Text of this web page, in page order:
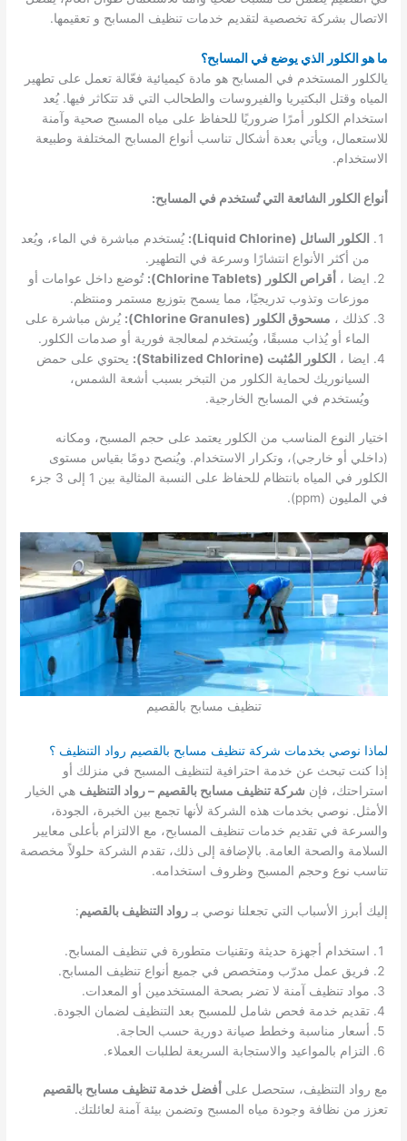
الاتصال بشركة تخصصية لتقديم خدمات تنظيف المسابح و تعقيمها.
ما هو الكلور الذي يوضع في المسابح؟
يالكلور المستخدم في المسابح هو مادة كيميائية فعّالة تعمل على تطهير
المياه وقتل البكتيريا والفيروسات والطحالب التي قد تتكاثر فيها. يُعد
استخدام الكلور أمرًا ضروريًا للحفاظ على مياه المسبح صحية وآمنة
للاستعمال، ويأتي بعدة أشكال تناسب أنواع المسابح المختلفة وطبيعة
الاستخدام.
أنواع الكلور الشائعة التي تُستخدم في المسابح:
الكلور السائل (Liquid Chlorine):
يُستخدم مباشرة في الماء، ويُعد
من أكثر الأنواع انتشارًا وسرعة في التطهير.
ايضا ، أقراص الكلور (Chlorine Tablets):
تُوضع داخل عوامات أو
موزعات وتذوب تدريجيًا، مما يسمح بتوزيع مستمر ومنتظم.
كذلك ، مسحوق الكلور (Chlorine Granules):
يُرش مباشرة على
الماء أو يُذاب مسبقًا، ويُستخدم لمعالجة فورية أو صدمات الكلور.
ايضا ، الكلور المُثبت (Stabilized Chlorine):
يحتوي على حمض
السيانوريك لحماية الكلور من التبخر بسبب أشعة الشمس،
ويُستخدم في المسابح الخارجية.
اختيار النوع المناسب من الكلور يعتمد على حجم المسبح، ومكانه
(داخلي أو خارجي)، وتكرار الاستخدام. ويُنصح دومًا بقياس مستوى
الكلور في المياه بانتظام للحفاظ على النسبة المثالية بين 1 إلى 3 جزء
في المليون (ppm).
تنظيف مسابح بالقصيم
لماذا نوصي بخدمات شركة تنظيف مسابح بالقصيم رواد التنظيف ؟
إذا كنت تبحث عن خدمة احترافية لتنظيف المسبح في منزلك أو
استراحتك، فإن شركة تنظيف مسابح بالقصيم – رواد التنظيف هي الخيار
الأمثل. نوصي بخدمات هذه الشركة لأنها تجمع بين الخبرة، الجودة،
والسرعة في تقديم خدمات تنظيف المسابح، مع الالتزام بأعلى معايير
السلامة والصحة العامة. بالإضافة إلى ذلك، تقدم الشركة حلولاً مخصصة
تناسب نوع وحجم المسبح وظروف استخدامه.
إليك أبرز الأسباب التي تجعلنا نوصي بـرواد التنظيف بالقصيم:
استخدام أجهزة حديثة وتقنيات متطورة في تنظيف المسابح.
فريق عمل مدرّب ومتخصص في جميع أنواع تنظيف المسابح.
مواد تنظيف آمنة لا تضر بصحة المستخدمين أو المعدات.
تقديم خدمة فحص شامل للمسبح بعد التنظيف لضمان الجودة.
أسعار مناسبة وخطط صيانة دورية حسب الحاجة.
التزام بالمواعيد والاستجابة السريعة لطلبات العملاء.
مع رواد التنظيف، ستحصل على أفضل خدمة تنظيف مسابح بالقصيم
تعزز من نظافة وجودة مياه المسبح وتضمن بيئة آمنة لعائلتك.